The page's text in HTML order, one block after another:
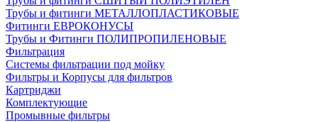
Трубы и фитинги МЕТАЛЛОПЛАСТИКОВЫЕ
Фитинги ЕВРОКОНУСЫ
Трубы и Фитинги ПОЛИПРОПИЛЕНОВЫЕ
Фильтрация
Системы фильтрации под мойку
Фильтры и Корпусы для фильтров
Картриджи
Комплектующие
Промывные фильтры